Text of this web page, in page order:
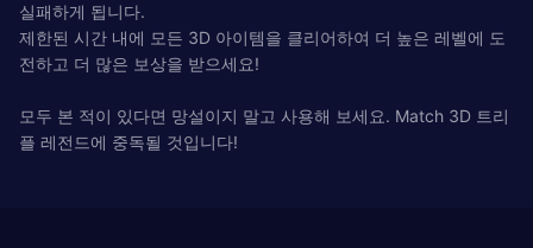
실패하게 됩니다.
제한된 시간 내에 모든 3D 아이템을 클리어하여 더 높은 레벨에 도
전하고 더 많은 보상을 받으세요!
모두 본 적이 있다면 망설이지 말고 사용해 보세요. Match 3D 트리
플 레전드에 중독될 것입니다!